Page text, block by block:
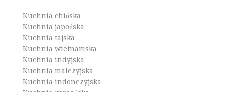
Kuchnia chińska
Kuchnia japońska
Kuchnia tajska
Kuchnia wietnamska
Kuchnia indyjska
Kuchnia malezyjska
Kuchnia indonezyjska